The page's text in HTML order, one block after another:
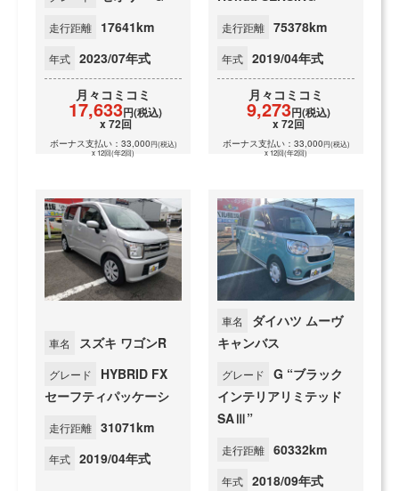
走行距離 17641km
年式 2023/07年式
月々 コミコミ
17,633円(税込)
x 72回
ボーナス支払い：33,000円(税込)
x 12回(年2回)
走行距離 75378km
年式 2019/04年式
月々 コミコミ
9,273円(税込)
x 72回
ボーナス支払い：33,000円(税込)
x 12回(年2回)
車名 スズキ ワゴンR
グレード
HYBRID FX
セーフティパッケーシ
走行距離 31071km
年式 2019/04年式
車名
ダイハツ ムーヴ
キャンバス
グレード
G “ブラック
インテリアリミテッド
SAⅢ”
走行距離 60332km
年式 2018/09年式